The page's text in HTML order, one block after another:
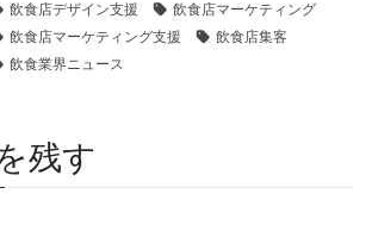
飲食店デザイン支援
飲食店マーケティング
飲食店マーケティング支援
飲食店集客
飲食業界ニュース
残す